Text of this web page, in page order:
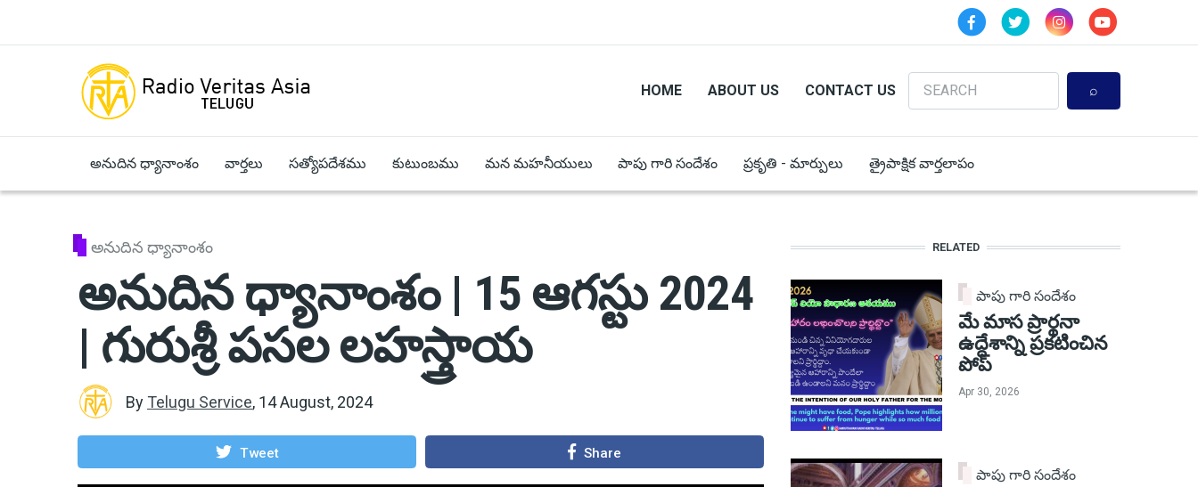
HOME ABOUT US CONTACT US
Search
అనుదిన ధ్యానాంశం వార్తలు సత్యోపదేశము కుటుంబము మన మహనీయులు పాపు గారి సందేశం ప్రకృతి - మార్పులు త్రైపాక్షిక వార్తలాపం
అనుదిన ధ్యానాంశం
అనుదిన ధ్యానాంశం | 15 ఆగస్టు 2024
| గురుశ్రీ పసల లహస్త్రాయ
By Telugu Service, 14 August, 2024
Tweet Share
RELATED
పాపు గారి సందేశం
మే మాస ప్రార్థనా
ఉద్దేశాన్ని ప్రకటించిన
పోప్
Apr 30, 2026
పాపు గారి సందేశం